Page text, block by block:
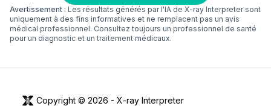
Avertissement : Les résultats générés par l'IA de X-ray Interpreter sont
uniquement à des fins informatives et ne remplacent pas un avis
médical professionnel. Consultez toujours un professionnel de santé
pour un diagnostic et un traitement médicaux.
Copyright © 2026 - X-ray Interpreter